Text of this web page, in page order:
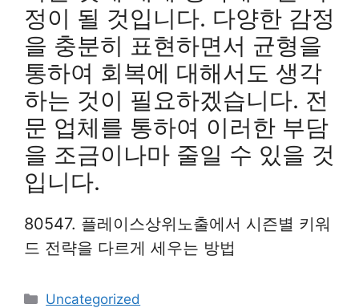
정이 될 것입니다. 다양한 감정
을 충분히 표현하면서 균형을
통하여 회복에 대해서도 생각
하는 것이 필요하겠습니다. 전
문 업체를 통하여 이러한 부담
을 조금이나마 줄일 수 있을 것
입니다.
80547. 플레이스상위노출에서 시즌별 키워
드 전략을 다르게 세우는 방법
Categories
Uncategorized